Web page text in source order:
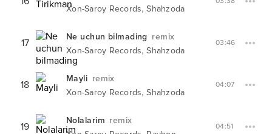
Xon-Saroy Records,Shahzoda
17 Ne uchun bilmading remix
Xon-Saroy Records,Shahzoda
03:46
18 Mayli remix
Xon-Saroy Records,Shahzoda
04:07
19 Nolalarim remix
04:51